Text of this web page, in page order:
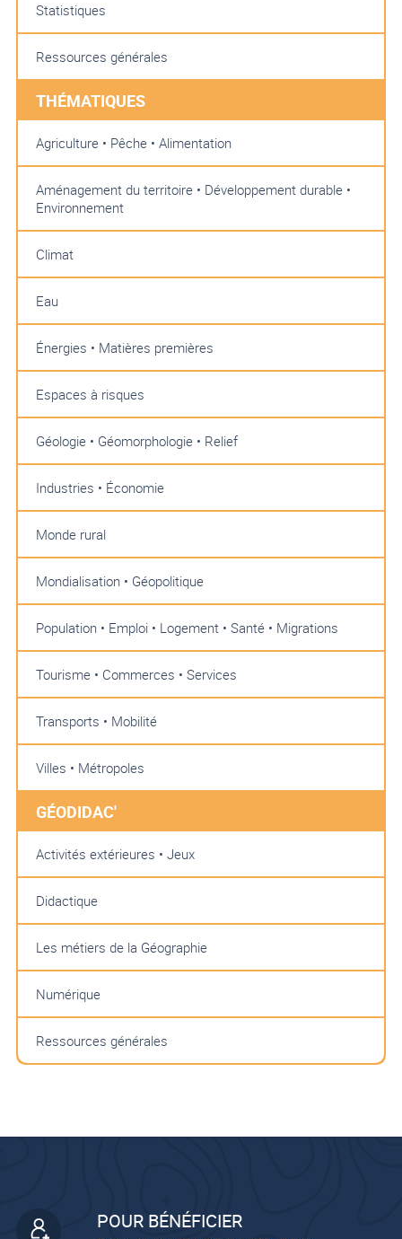
Statistiques
Ressources générales
THÉMATIQUES
Agriculture • Pêche • Alimentation
Aménagement du territoire • Développement durable •
Environnement
Climat
Eau
Énergies • Matières premières
Espaces à risques
Géologie • Géomorphologie • Relief
Industries • Économie
Monde rural
Mondialisation • Géopolitique
Population • Emploi • Logement • Santé • Migrations
Tourisme • Commerces • Services
Transports • Mobilité
Villes • Métropoles
GÉODIDAC'
Activités extérieures • Jeux
Didactique
Les métiers de la Géographie
Numérique
Ressources générales
POUR BÉNÉFICIER